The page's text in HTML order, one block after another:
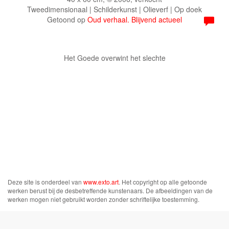
Tweedimensionaal | Schilderkunst | Olieverf | Op doek
Getoond op Oud verhaal. Blijvend actueel
Het Goede overwint het slechte
Deze site is onderdeel van www.exto.art. Het copyright op alle getoonde
werken berust bij de desbetreffende kunstenaars. De afbeeldingen van de
werken mogen niet gebruikt worden zonder schriftelijke toestemming.